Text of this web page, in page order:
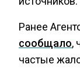
Ранее
сообщало,
частые